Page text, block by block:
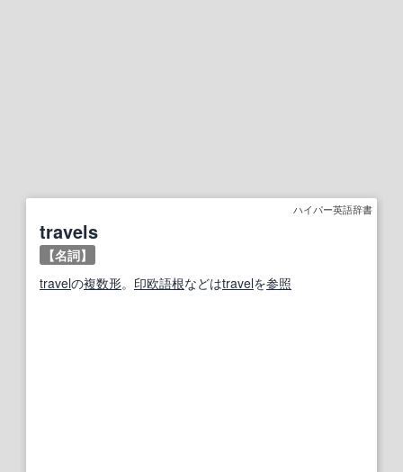
ハイパー英語辞書
travels
【名詞】
travelの複数形。 印欧語根などはtravelを参照